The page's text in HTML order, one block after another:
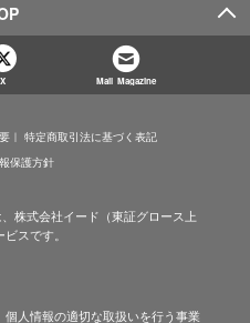
X Mail Magazine
特定商取引法に基づく表記
保護方針
株式会社イード（東証グロース上
スです。
個人情報の適切な取扱いを行う事業